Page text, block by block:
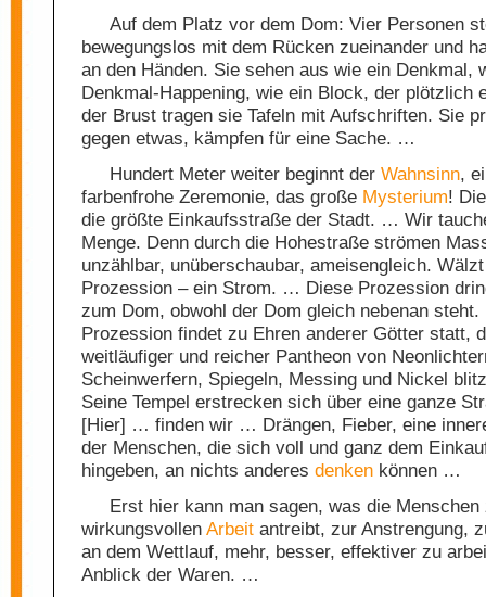
Auf dem Platz vor dem Dom: Vier Personen
bewegungslos mit dem Rücken zueinander und
an den Händen. Sie sehen aus wie ein Denkmal,
Denkmal-Happening, wie ein Block, der plötzlich
der Brust tragen sie Tafeln mit Aufschriften. Sie
gegen etwas, kämpfen für eine Sache. …
Hundert Meter weiter beginnt der Wahnsinn,
farbenfrohe Zeremonie, das große Mysterium!
die größte Einkaufsstraße der Stadt. … Wir
Menge. Denn durch die Hohestraße strömen
unzählbar, unüberschaubar, ameisengleich.
Prozession – ein Strom. … Diese Prozession
zum Dom, obwohl der Dom gleich nebenan steht.
Prozession findet zu Ehren anderer Götter statt,
weitläufiger und reicher Pantheon von
Scheinwerfern, Spiegeln, Messing und Nickel
Seine Tempel erstrecken sich über eine ganze
[Hier] … finden wir … Drängen, Fieber, eine
der Menschen, die sich voll und ganz dem
hingeben, an nichts anderes denken können …
Erst hier kann man sagen, was die Menschen
wirkungsvollen Arbeit antreibt, zur Anstrengung,
an dem Wettlauf, mehr, besser, effektiver zu
Anblick der Waren. …